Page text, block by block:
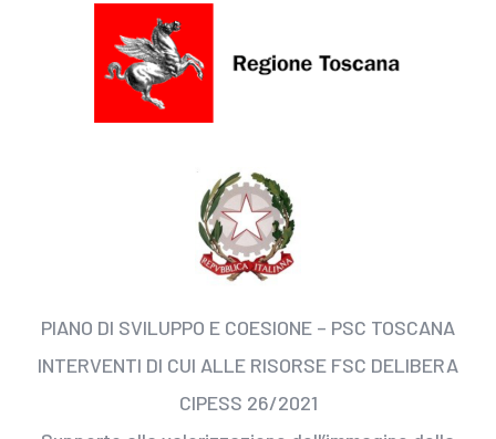
PIANO DI SVILUPPO E COESIONE – PSC TOSCANA
INTERVENTI DI CUI ALLE RISORSE FSC DELIBERA
CIPESS 26/2021